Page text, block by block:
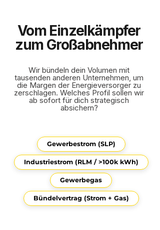
Vom Einzelkämpfer
zum Großabnehmer
Wir bündeln dein Volumen mit
tausenden anderen Unternehmen, um
die Margen der Energieversorger zu
zerschlagen. Welches Profil sollen wir
ab sofort für dich strategisch
absichern?
Gewerbestrom (SLP)
Industriestrom (RLM / >100k kWh)
Gewerbegas
Bündelvertrag (Strom + Gas)